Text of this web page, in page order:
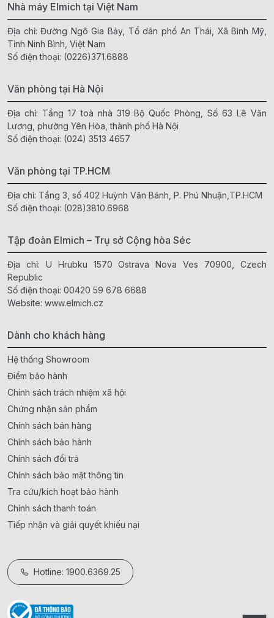
Nhà máy Elmich tại Việt Nam
Địa chỉ: Đường Ngô Gia Bảy, Tổ dân phố An Thái, Xã Bình Mỹ,
Tỉnh Ninh Bình, Việt Nam
Số điện thoại: (0226)371.6888
Văn phòng tại Hà Nội
Địa chỉ: Tầng 17 toà nhà 319 Bộ Quốc Phòng, Số 63 Lê Văn
Lương, phường Yên Hòa, thành phố Hà Nội
Số điện thoại: (024) 3513 4657
Văn phòng tại TP.HCM
Địa chỉ: Tầng 3, số 402 Huỳnh Văn Bánh, P. Phú Nhuận,TP.HCM
Số điện thoại: (028)3810.6968
Tập đoàn Elmich – Trụ sở Cộng hòa Séc
Địa chỉ: U Hrubku 1570 Ostrava Nova Ves 70900, Czech
Republic
Số điện thoại: 00420 59 678 6688
Website: www.elmich.cz
Dành cho khách hàng
Hệ thống Showroom
Điểm bảo hành
Chính sách trách nhiệm xã hội
Chứng nhận sản phẩm
Chính sách bán hàng
Chính sách bảo hành
Chính sách đổi trả
Chính sách bảo mật thông tin
Tra cứu/kích hoạt bảo hành
Chính sách thanh toán
Tiếp nhận và giải quyết khiếu nại
Hotline: 1900.6369.25